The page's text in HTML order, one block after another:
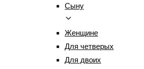
Сыну
Женщине
Для четверых
Для двоих